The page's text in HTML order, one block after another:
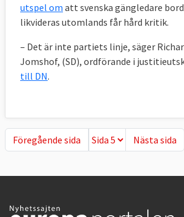
utspel om att svenska gängledare
likvideras utomlands får hård kritik.
– Det är inte partiets linje, säger
Jomshof, (SD), ordförande i
till DN.
Föregående sida
Föregående sida Nästa sida
Nästa sida